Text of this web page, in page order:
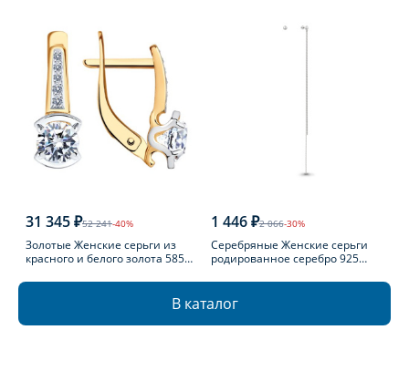
31 345 ₽52 241-40%
Золотые Женские серьги из
красного и белого золота 585
1 446 ₽2 066-30%
Серебряные Женские серьги
родированное серебро 925
В каталог